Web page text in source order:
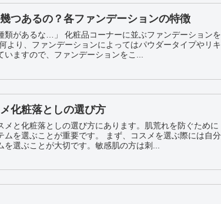
つあるの？各ファンデーションの特徴
類があるな…」 化粧品コーナーに並ぶファンデーションを
より、ファンデーションによってはパウダータイプやリキ
いますので、ファンデーションをこ...
化粧落としの選び方
メと化粧落としの選び方にあります。肌荒れを防ぐために
です。 まず、コスメを選ぶ際には自分
選ぶことが大切です。敏感肌の方は刺...